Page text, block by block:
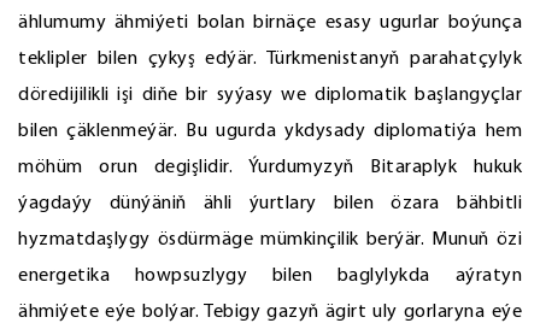
ählumumy ähmiýeti bolan birnäçe esasy ugurlar boýunça
teklipler bilen çykyş edýär. Türkmenistanyň parahatçylyk
döredijilikli işi diňe bir syýasy we diplomatik başlangyçlar
bilen çäklenmeýär. Bu ugurda ykdysady diplomatiýa hem
möhüm orun degişlidir. Ýurdumyzyň Bitaraplyk hukuk
ýagdaýy dünýäniň ähli ýurtlary bilen özara bähbitli
hyzmatdaşlygy ösdürmäge mümkinçilik berýär. Munuň özi
energetika howpsuzlygy bilen baglylykda aýratyn
ähmiýete eýe bolýar. Tebigy gazyň ägirt uly gorlaryna eýe